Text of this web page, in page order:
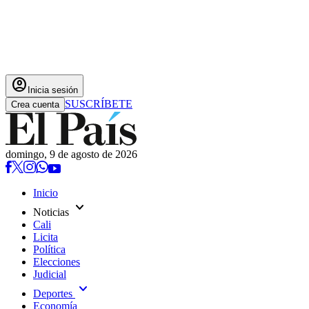
account_circle Inicia sesión
Crea cuenta SUSCRÍBETE
domingo, 9 de agosto de 2026
Inicio
Noticias expand_more
Cali
Licita
Política
Elecciones
Judicial
Deportes expand_more
Economía